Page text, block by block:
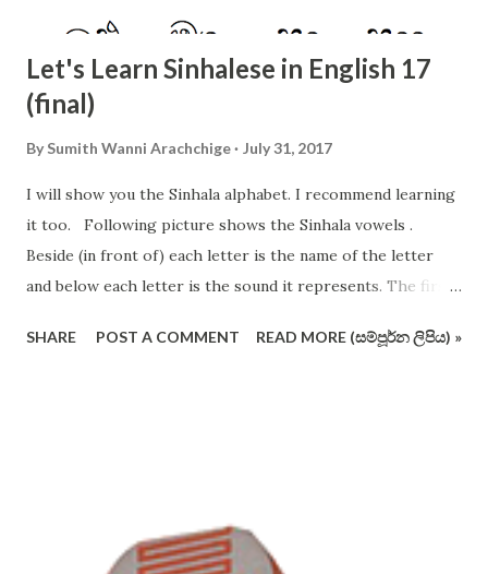
Let's Learn Sinhalese in English 17
(final)
By Sumith Wanni Arachchige July 31, 2017
I will show you the Sinhala alphabet. I recommend learning
it too. Following picture shows the Sinhala vowels .
Beside (in front of) each letter is the name of the letter
and below each letter is the sound it represents. The first
the consonants of Sinhala alphabet (not in the conventional
alphabet is phonetic (that is, each letter shall have one
dedicated sound only), therefore it is easier to use than
SHARE POST A COMMENT READ MORE (සම්පූර්න ලිපිය) »